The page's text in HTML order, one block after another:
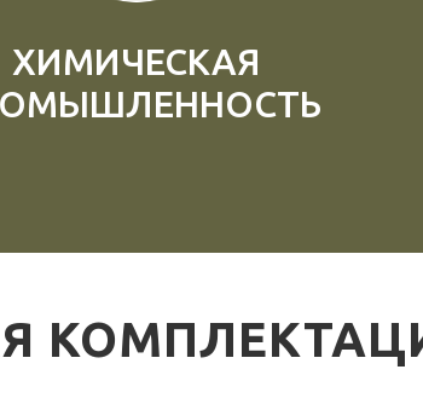
ХИМИЧЕСКАЯ